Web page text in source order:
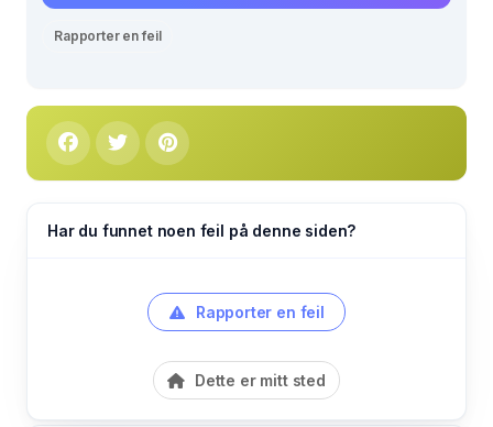
Rapporter en feil
Har du funnet noen feil på denne siden?
Rapporter en feil
Dette er mitt sted